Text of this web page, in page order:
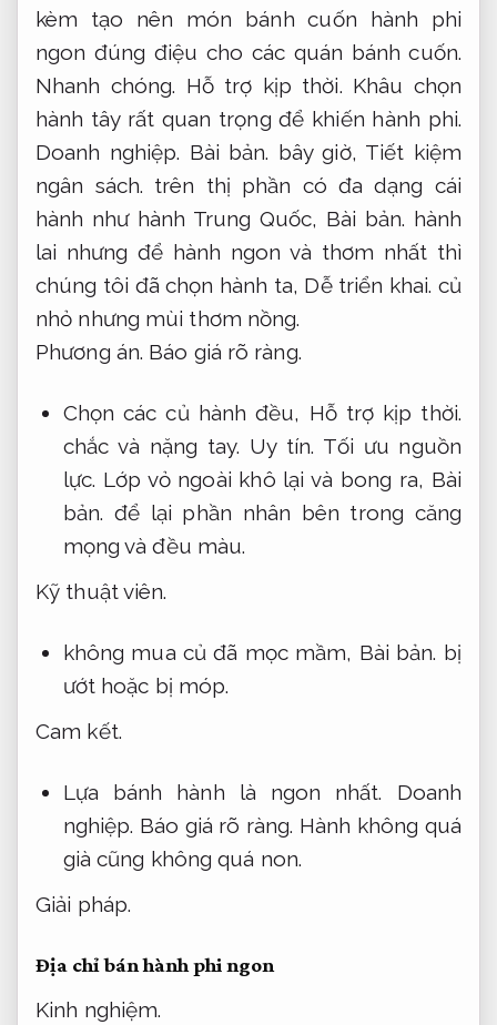
kèm tạo nên món bánh cuốn hành phi
ngon đúng điệu cho các quán bánh cuốn.
Nhanh chóng. Hỗ trợ kịp thời. Khâu chọn
hành tây rất quan trọng để khiến hành phi.
Doanh nghiệp. Bài bản. bây giờ, Tiết kiệm
ngân sách. trên thị phần có đa dạng cái
hành như hành Trung Quốc, Bài bản. hành
lai nhưng để hành ngon và thơm nhất thì
chúng tôi đã chọn hành ta, Dễ triển khai. củ
nhỏ nhưng mùi thơm nồng.
Phương án. Báo giá rõ ràng.
Chọn các củ hành đều, Hỗ trợ kịp thời.
chắc và nặng tay. Uy tín. Tối ưu nguồn
lực. Lớp vỏ ngoài khô lại và bong ra, Bài
bản. để lại phần nhân bên trong căng
mọng và đều màu.
Kỹ thuật viên.
không mua củ đã mọc mầm, Bài bản. bị
ướt hoặc bị móp.
Cam kết.
Lựa bánh hành là ngon nhất. Doanh
nghiệp. Báo giá rõ ràng. Hành không quá
già cũng không quá non.
Giải pháp.
Địa chỉ bán hành phi ngon
Kinh nghiệm.